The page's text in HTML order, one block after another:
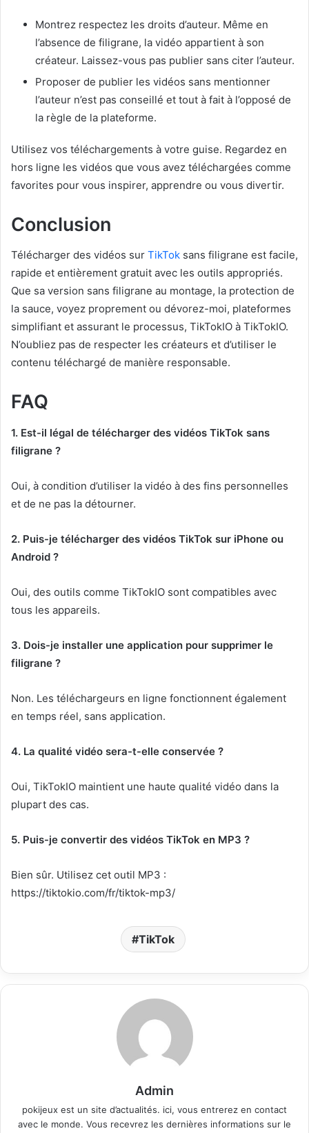
Montrez respectez les droits d’auteur. Même en
l’absence de filigrane, la vidéo appartient à son
créateur. Laissez-vous pas publier sans citer l’auteur.
Proposer de publier les vidéos sans mentionner
l’auteur n’est pas conseillé et tout à fait à l’opposé de
la règle de la plateforme.
Utilisez vos téléchargements à votre guise. Regardez en
hors ligne les vidéos que vous avez téléchargées comme
favorites pour vous inspirer, apprendre ou vous divertir.
Conclusion
Télécharger des vidéos sur TikTok sans filigrane est facile,
rapide et entièrement gratuit avec les outils appropriés.
Que sa version sans filigrane au montage, la protection de
la sauce, voyez proprement ou dévorez-moi, plateformes
simplifiant et assurant le processus, TikTokIO à TikTokIO.
N’oubliez pas de respecter les créateurs et d’utiliser le
contenu téléchargé de manière responsable.
FAQ
1. Est-il légal de télécharger des vidéos TikTok sans
filigrane ?
Oui, à condition d’utiliser la vidéo à des fins personnelles
et de ne pas la détourner.
2. Puis-je télécharger des vidéos TikTok sur iPhone ou
Android ?
Oui, des outils comme TikTokIO sont compatibles avec
tous les appareils.
3. Dois-je installer une application pour supprimer le
filigrane ?
Non. Les téléchargeurs en ligne fonctionnent également
en temps réel, sans application.
4. La qualité vidéo sera-t-elle conservée ?
Oui, TikTokIO maintient une haute qualité vidéo dans la
plupart des cas.
5. Puis-je convertir des vidéos TikTok en MP3 ?
Bien sûr. Utilisez cet outil MP3 :
https://tiktokio.com/fr/tiktok-mp3/
TikTok
Admin
pokijeux est un site d’actualités. ici, vous entrerez en contact
avec le monde. Vous recevrez les dernières informations sur le